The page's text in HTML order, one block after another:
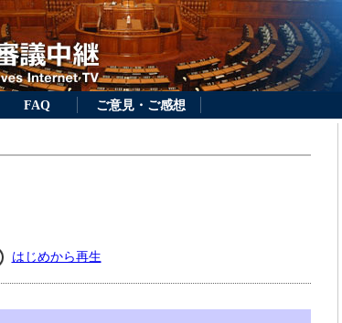
FAQ ご意見・ご感想
はじめから再生